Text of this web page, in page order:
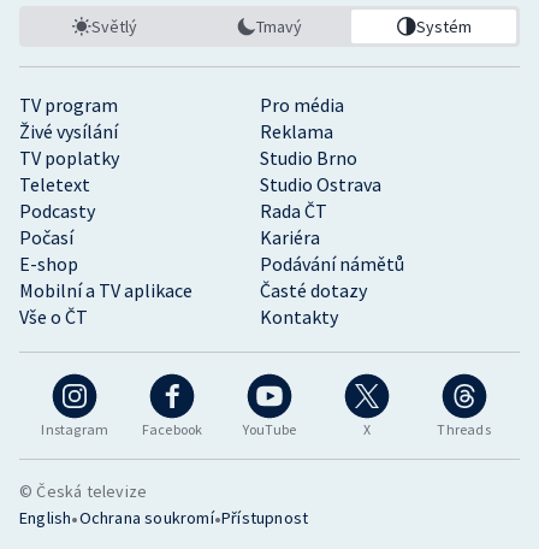
Stolní tenis
Veslování
Vodní slalom
Volejbal
Ostatní
Instagram Facebook YouTube X Threads
TV program
Pro média
Živé vysílání
Reklama
TV poplatky
Studio Brno
Teletext
Studio Ostrava
Podcasty
Rada ČT
Počasí
Kariéra
E-shop
Podávání námětů
Mobilní a TV aplikace
Časté dotazy
Vše o ČT
Kontakty
Světlý Tmavý Systém
© Česká televize
English•Ochrana soukromí•Přístupnost